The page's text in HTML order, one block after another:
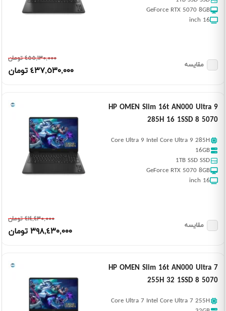
GeForce RTX 5070 8GB
16 inch
٤٥٥,١٣٠,٠٠٠ تومان
٤٣٧,٥٣٠,٠٠٠ تومان
مقایسه
HP OMEN Slim 16t AN000 Ultra 9
285H 16 1SSD 8 5070
Core Ultra 9 Intel Core Ultra 9 285H
16GB
1TB SSD SSD
GeForce RTX 5070 8GB
16 inch
٤١٤,٤٣٠,٠٠٠ تومان
٣٩٨,٤٣٠,٠٠٠ تومان
مقایسه
HP OMEN Slim 16t AN000 Ultra 7
255H 32 1SSD 8 5070
Core Ultra 7 Intel Core Ultra 7 255H